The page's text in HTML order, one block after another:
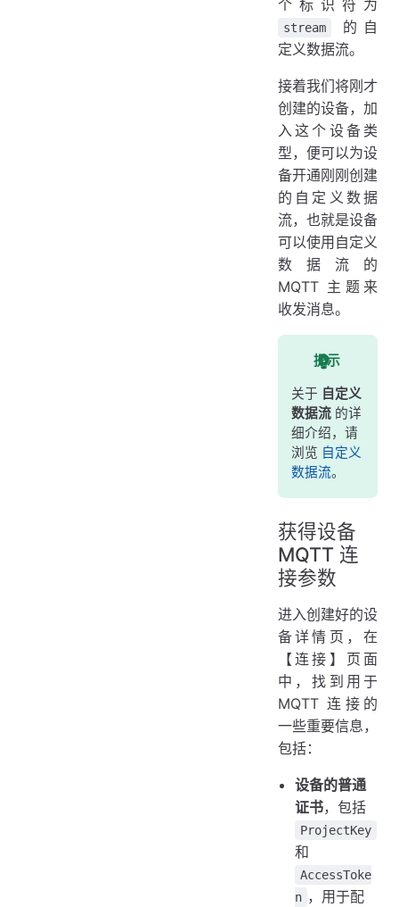
个标识符为
stream
的自
定义数据流。
接着我们将刚才
创建的设备，加
入这个设备类
型，便可以为设
备开通刚刚创建
的自定义数据
流，也就是设备
可以使用自定义
数据流的
MQTT 主题来
收发消息。
提示
关于 自定义
数据流的详
细介绍，请
浏览 自定义
数据流。
获得设备
MQTT 连
接参数
进入创建好的设
备详情页，在
【连接】页面
中，找到用于
MQTT 连接的
一些重要信息，
包括：
设备的普通
证书，包括
ProjectKey
和
AccessToke
n ，用于配